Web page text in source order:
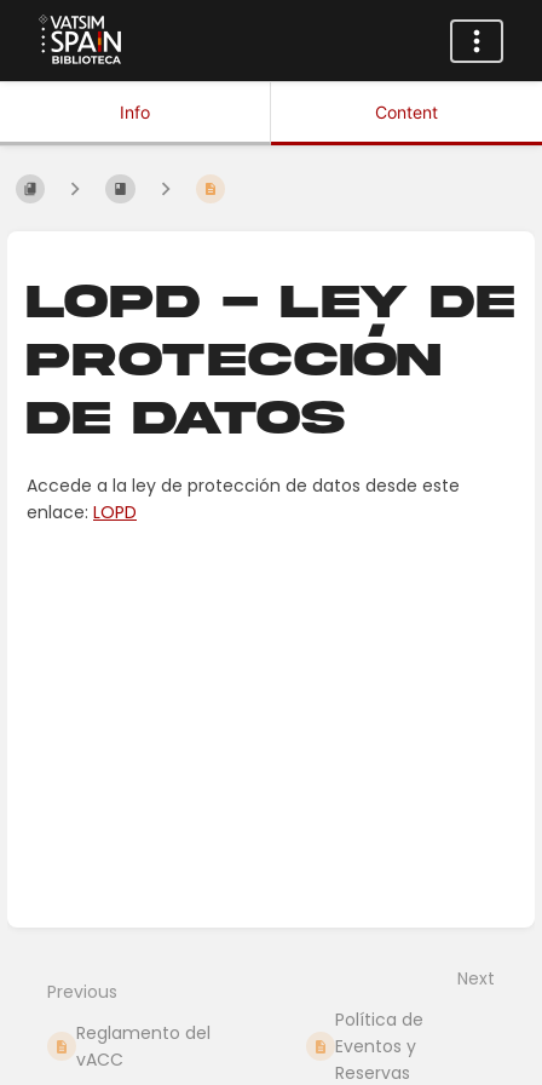
Info Content
LOPD - Ley de
protección
de datos
Accede a la ley de protección de datos desde este
enlace: LOPD
Previous
Reglamento del
vACC
Next
Política de
Eventos y
Reservas